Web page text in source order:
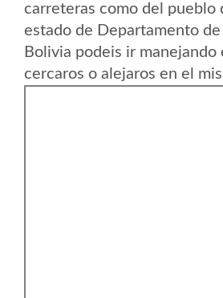
carreteras como del pueblo
estado de Departamento de
Bolivia podeis ir manejando
cercaros o alejaros en el